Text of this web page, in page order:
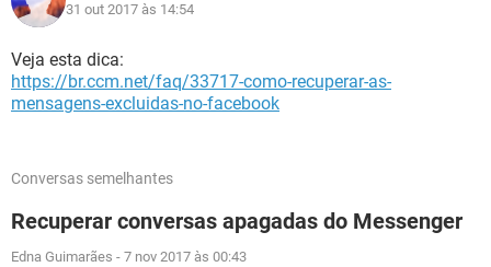
31 out 2017 às 14:54
Veja esta dica:
https://br.ccm.net/faq/33717-como-recuperar-as-
mensagens-excluidas-no-facebook
Conversas semelhantes
Recuperar conversas apagadas do Messenger
Edna Guimarães - 7 nov 2017 às 00:43